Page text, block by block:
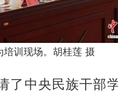
培训现场。胡桂莲 摄
中央民族干部